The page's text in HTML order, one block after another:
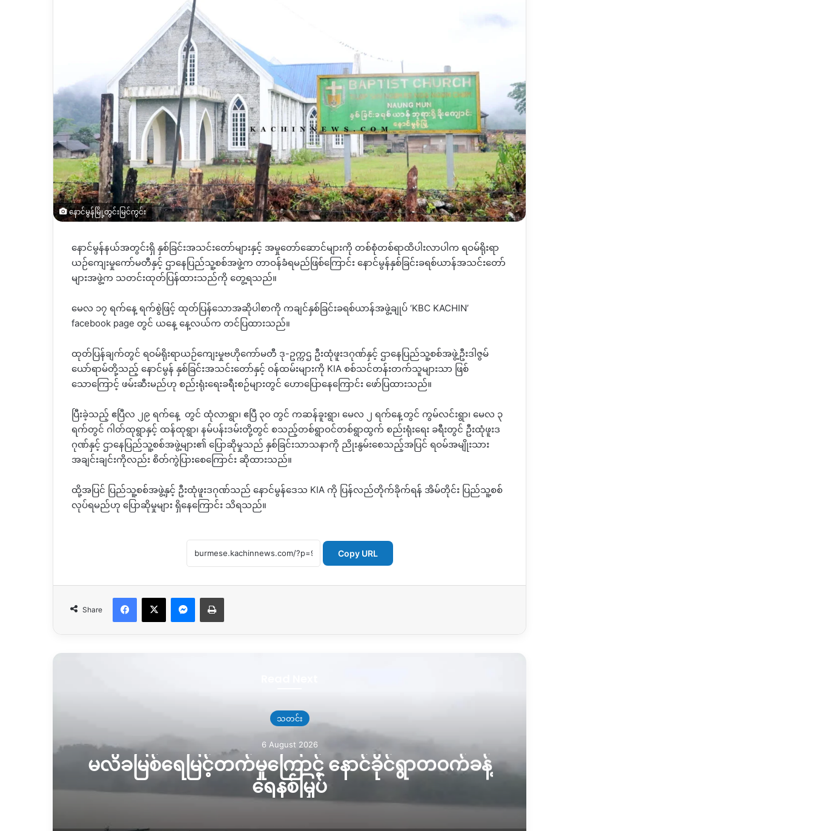
နောင်မွန်မြို့တွင်းမြင်ကွင်း
နောင်မွန်နယ်အတွင်းရှိ နှစ်ခြင်းအသင်းတော်များနှင့် အမှုတော်ဆောင်များကို တစ်စုံတစ်ရာထိပါးလာပါက ရဝမ်ရိုးရာ
ယဉ်ကျေးမှုကော်မတီနှင့် ဌာနေပြည်သူ့စစ်အဖွဲ့က တာဝန်ခံရမည်ဖြစ်ကြောင်း နောင်မွန်နှစ်ခြင်းခရစ်ယာန်အသင်းတော်
များအဖွဲ့က သတင်းထုတ်ပြန်ထားသည်ကို တွေ့ရသည်။
မေလ ၁၇ ရက်နေ့ ရက်စွဲဖြင့် ထုတ်ပြန်သောအဆိုပါစာကို ကချင်နှစ်ခြင်းခရစ်ယာန်အဖွဲ့ချုပ် ‘KBC KACHIN’
facebook page တွင် ယနေ့ နေ့လယ်က တင်ပြထားသည်။
ထုတ်ပြန်ချက်တွင် ရဝမ်ရိုးရာယဉ်ကျေးမှုဗဟိုကော်မတီ ဒု-ဥက္ကဌ ဦးထုံဖူးဒဂုဏ်နှင့် ဌာနေပြည်သူ့စစ်အဖွဲ့ဦးဒါဇွမ်
ယော်ရာမ်တို့သည့် နောင်မွန် နှစ်ခြင်းအသင်းတော်နှင့် ဝန်ထမ်းများကို KIA စစ်သင်တန်းတက်သူများသာ ဖြစ်
သောကြောင့် ဖမ်းဆီးမည်ဟု စည်းရုံးရေးခရီးစဉ်များတွင် ဟောပြောနေကြောင်း ဖော်ပြထားသည်။
ပြီးခဲ့သည့် ဧပြီလ ၂၉ ရက်နေ့ တွင် ထုံလာရွာ၊ ဧပြီ ၃၀ တွင် ကဆန်ခူးရွာ၊ မေလ ၂ ရက်နေ့တွင် ကွမ်လင်းရွာ၊ မေလ ၃
ရက်တွင် ဂါတ်ထုရွာနှင့် ထန်ထုရွာ၊ နမ်ပန်းဒမ်းတို့တွင် စသည့်တစ်ရွာဝင်တစ်ရွာထွက် စည်းရုံးရေး ခရီးတွင် ဦးထုံဖူးဒ
ဂုဏ်နှင့် ဌာနေပြည်သူ့စစ်အဖွဲ့များ၏ ပြောဆိုမှုသည် နှစ်ခြင်းသာသနာကို ညိုးနွမ်းစေသည့်အပြင် ရဝမ်အမျိုးသား
အချင်းချင်းကိုလည်း စိတ်ကွဲပြားစေကြောင်း ဆိုထားသည်။
ထို့အပြင် ပြည်သူ့စစ်အဖွဲ့နှင့် ဦးထုံဖူးဒဂုဏ်သည် နောင်မွန်ဒေသ KIA ကို ပြန်လည်တိုက်ခိုက်ရန် အိမ်တိုင်း ပြည်သူ့စစ်
လုပ်ရမည်ဟု ပြောဆိုမှုများ ရှိနေကြောင်း သိရသည်။
Copy URL
Share
Facebook
X Messenger
Print
သတင်း
6 August 2026
မလိခမြစ်ရေမြင့်တက်မှုကြောင့် နောင်ခိုင်ရွာတဝက်ခန့်
ရေနစ်မြှပ်